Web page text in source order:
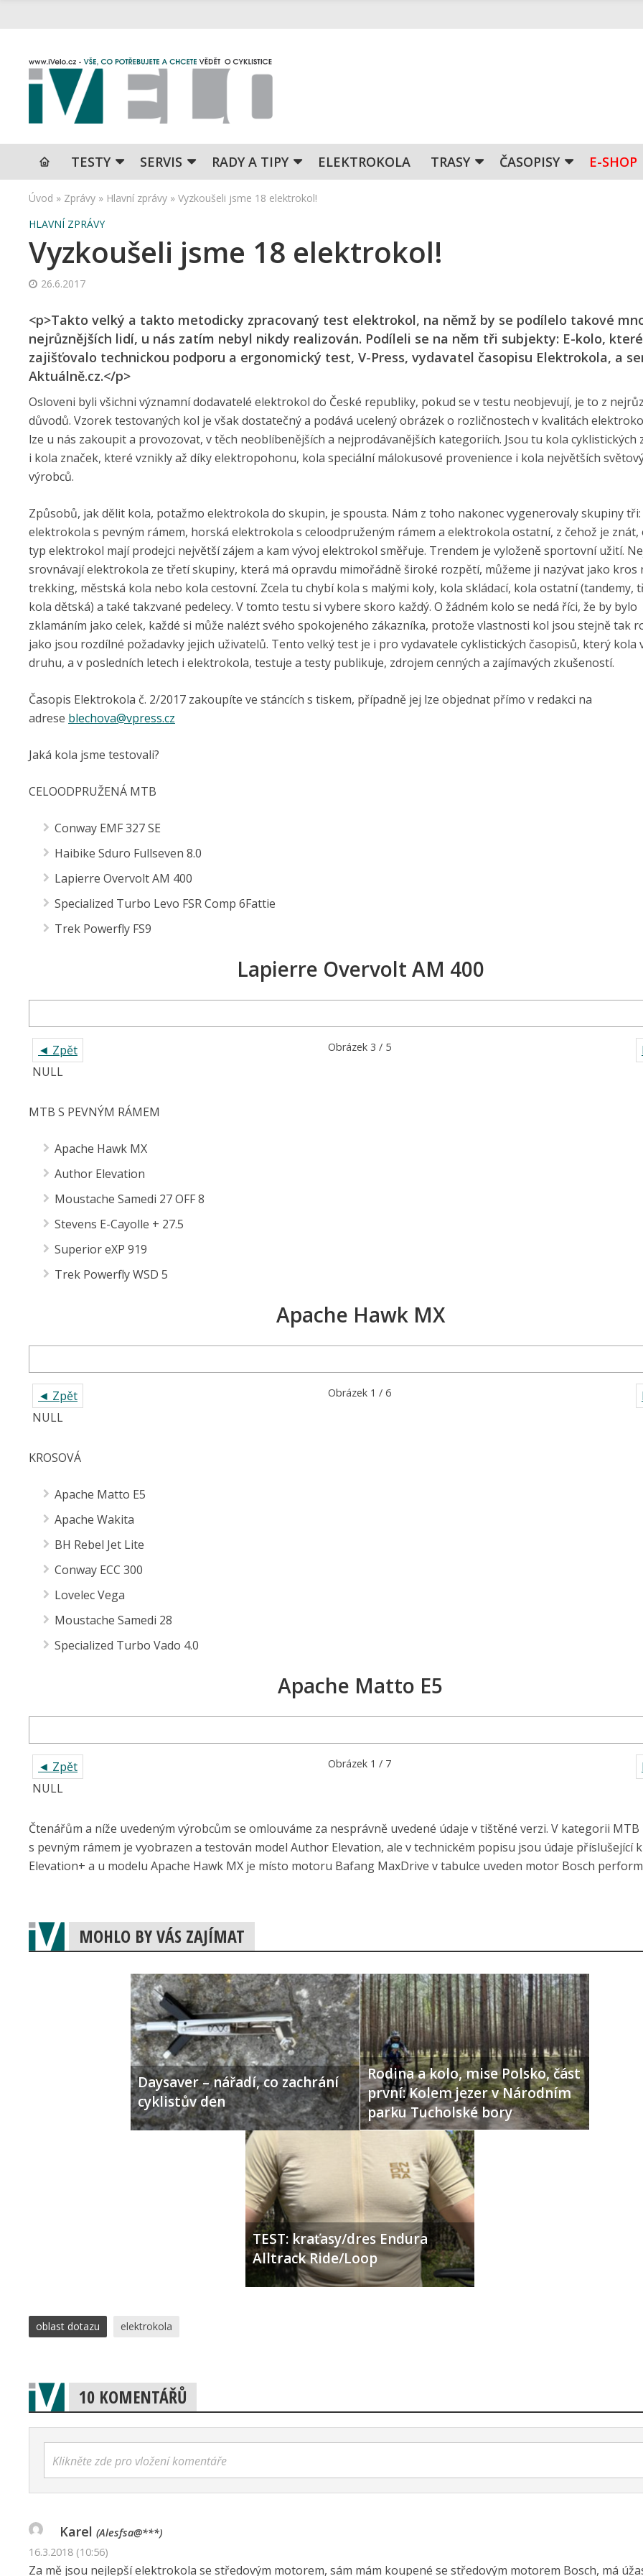
TESTY SERVIS RADY A TIPY ELEKTROKOLA TRASY ČASOPISY E-SHOP
Úvod » Zprávy » Hlavní zprávy » Vyzkoušeli jsme 18 elektrokol!
HLAVNÍ ZPRÁVY
Vyzkoušeli jsme 18 elektrokol!
26.6.2017
<p>Takto velký a takto metodicky zpracovaný test elektrokol, na němž by se podílelo takové
nejrůznějších lidí, u nás zatím nebyl nikdy realizován. Podíleli se na něm tři subjekty: E-kolo, které
zajišťovalo technickou podporu a ergonomický test, V-Press, vydavatel časopisu Elektrokola, a
Aktuálně.cz.</p>
Osloveni byli všichni významní dodavatelé elektrokol do České republiky, pokud se v testu neobjevují, je to z
důvodů. Vzorek testovaných kol je však dostatečný a podává ucelený obrázek o rozličnostech v kvalitách
lze u nás zakoupit a provozovat, v těch neoblíbenějších a nejprodávanějších kategoriích. Jsou tu kola cyklistických
i kola značek, které vznikly až díky elektropohonu, kola speciální málokusové provenience i kola největších
výrobců.
Způsobů, jak dělit kola, potažmo elektrokola do skupin, je spousta. Nám z toho nakonec vygenerovaly skupiny
elektrokola s pevným rámem, horská elektrokola s celoodpruženým rámem a elektrokola ostatní, z čehož je znát,
typ elektrokol mají prodejci největší zájem a kam vývoj elektrokol směřuje. Trendem je vyloženě sportovní užití.
srovnávají elektrokola ze třetí skupiny, která má opravdu mimořádně široké rozpětí, můžeme ji nazývat jako kros
trekking, městská kola nebo kola cestovní. Zcela tu chybí kola s malými koly, kola skládací, kola ostatní (tandemy,
kola dětská) a také takzvané pedelecy. V tomto testu si vybere skoro každý. O žádném kolo se nedá říci, že by bylo
zklamáním jako celek, každé si může nalézt svého spokojeného zákazníka, protože vlastnosti kol jsou stejně tak
jako jsou rozdílné požadavky jejich uživatelů. Tento velký test je i pro vydavatele cyklistických časopisů, který kola
druhu, a v posledních letech i elektrokola, testuje a testy publikuje, zdrojem cenných a zajímavých zkušeností.
Časopis Elektrokola č. 2/2017 zakoupíte ve stáncích s tiskem, případně jej lze objednat přímo v redakci na
adrese blechova@vpress.cz
Jaká kola jsme testovali?
CELOODPRUŽENÁ MTB
Conway EMF 327 SE
Haibike Sduro Fullseven 8.0
Lapierre Overvolt AM 400
Specialized Turbo Levo FSR Comp 6Fattie
Trek Powerfly FS9
Lapierre Overvolt AM 400
NULL
MTB S PEVNÝM RÁMEM
Apache Hawk MX
Author Elevation
Moustache Samedi 27 OFF 8
Stevens E-Cayolle + 27.5
Apache Hawk MX
◄ Zpět
NULL
Apache Matto E5
Apache Wakita
BH Rebel Jet Lite
Conway ECC 300
Moustache Samedi 28
Specialized Turbo Vado 4.0
Apache Matto E5
Čtenářům a níže uvedeným výrobcům se omlouváme za nesprávně uvedené údaje v tištěné verzi. V kategorii MTB
s pevným rámem je vyobrazen a testován model Author Elevation, ale v technickém popisu jsou údaje příslušející k
Elevation+ a u modelu Apache Hawk MX je místo motoru Bafang MaxDrive v tabulce uveden motor Bosch
cyklistův den
Rodina a kolo, mise Polsko, část